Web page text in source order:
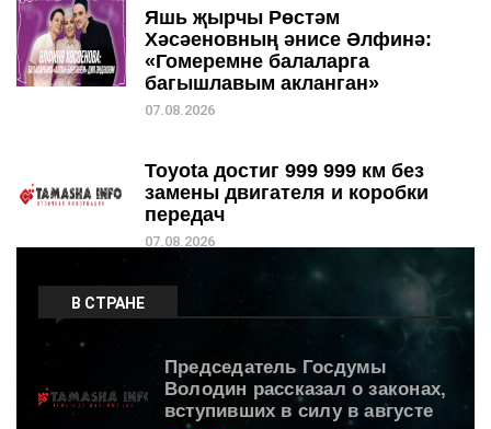
Яшь җырчы Рөстәм
Хәсәеновның әнисе Әлфинә:
«Гомеремне балаларга
багышлавым акланган»
07.08.2026
Toyota достиг 999 999 км без
замены двигателя и коробки
передач
07.08.2026
В СТРАНЕ
Председатель Госдумы
Володин рассказал о законах,
вступивших в силу в августе